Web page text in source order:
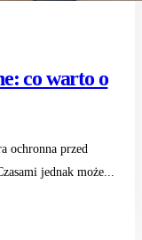
co warto o
ochronna przed
jednak może...